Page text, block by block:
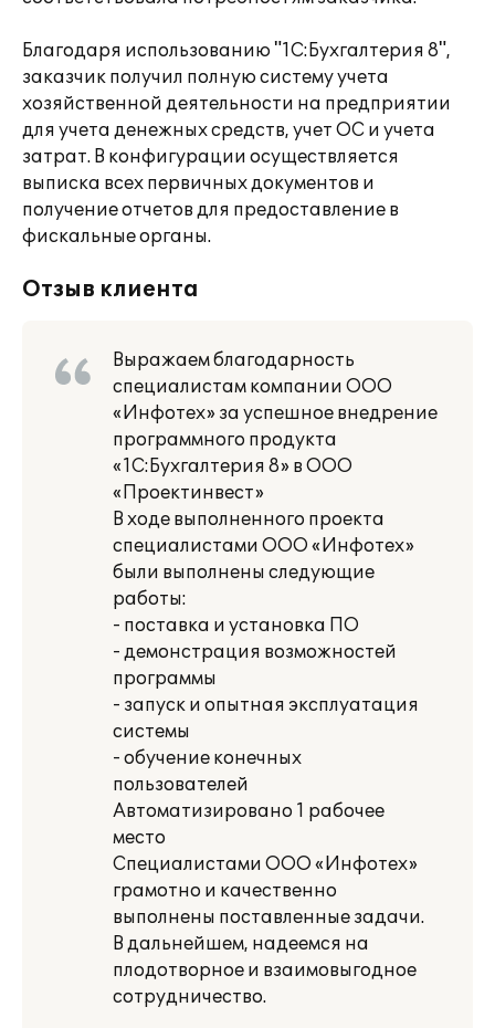
Благодаря использованию "1С:Бухгалтерия 8",
заказчик получил полную систему учета
хозяйственной деятельности на предприятии
для учета денежных средств, учет ОС и учета
затрат. В конфигурации осуществляется
выписка всех первичных документов и
получение отчетов для предоставление в
фискальные органы.
Отзыв клиента
Выражаем благодарность
специалистам компании ООО
«Инфотех» за успешное внедрение
программного продукта
«1С:Бухгалтерия 8» в ООО
«Проектинвест»
В ходе выполненного проекта
специалистами ООО «Инфотех»
были выполнены следующие
работы:
- поставка и установка ПО
- демонстрация возможностей
программы
- запуск и опытная эксплуатация
системы
- обучение конечных
пользователей
Автоматизировано 1 рабочее
место
Специалистами ООО «Инфотех»
грамотно и качественно
выполнены поставленные задачи.
В дальнейшем, надеемся на
плодотворное и взаимовыгодное
сотрудничество.